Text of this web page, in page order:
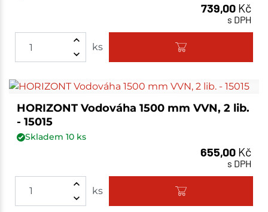
739,00 Kč
s DPH
ks
HORIZONT Vodováha 1500 mm VVN, 2 lib.
- 15015
Skladem 10ks
655,00 Kč
s DPH
ks